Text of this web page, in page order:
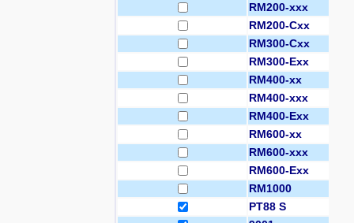
RM200-xxx
RM200-Cxx
RM300-Cxx
RM300-Exx
RM400-xx
RM400-xxx
RM400-Exx
RM600-xx
RM600-xxx
RM600-Exx
RM1000
PT88 S